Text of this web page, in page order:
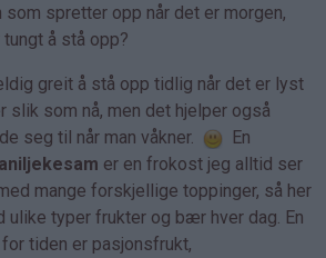
som spretter opp når det er morgen,
å stå opp?
greit å stå opp tidlig når det er lyst
som nå, men det hjelper også
seg til når man våkner.
En
er en frokost jeg alltid ser
mange forskjellige toppinger, så her
ulike typer frukter og bær hver dag. En
tiden er pasjonsfrukt,